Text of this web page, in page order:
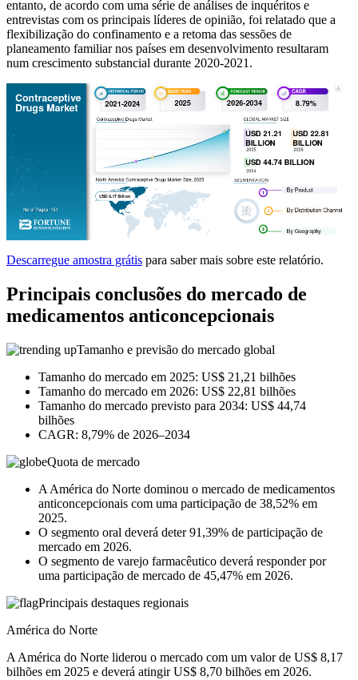
entanto, de acordo com uma série de análises de inquéritos e
entrevistas com os principais líderes de opinião, foi relatado que a
flexibilização do confinamento e a retoma das sessões de
planeamento familiar nos países em desenvolvimento resultaram
num crescimento substancial durante 2020-2021.
Descarregue amostra grátis para saber mais sobre este relatório.
Principais conclusões do mercado de
medicamentos anticoncepcionais
Tamanho e previsão do mercado global
Tamanho do mercado em 2025: US$ 21,21 bilhões
Tamanho do mercado em 2026: US$ 22,81 bilhões
Tamanho do mercado previsto para 2034: US$ 44,74
bilhões
CAGR: 8,79% de 2026–2034
Quota de mercado
A América do Norte dominou o mercado de medicamentos
anticoncepcionais com uma participação de 38,52% em
2025.
O segmento oral deverá deter 91,39% de participação de
mercado em 2026.
O segmento de varejo farmacêutico deverá responder por
uma participação de mercado de 45,47% em 2026.
Principais destaques regionais
América do Norte
A América do Norte liderou o mercado com um valor de US$ 8,17
bilhões em 2025 e deverá atingir US$ 8,70 bilhões em 2026.